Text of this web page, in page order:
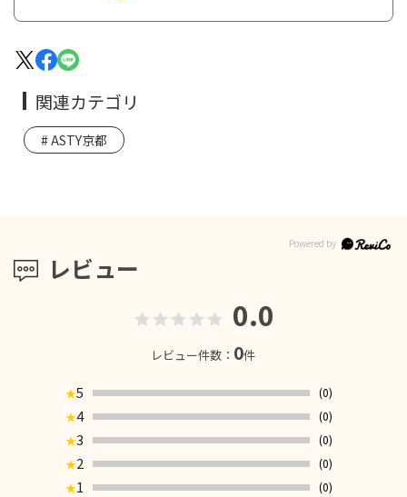
レビュー
0.0
レビュー件数： 0件
★5
(0)
★4
(0)
★3
(0)
★2
(0)
★1 (0)
関連カテゴリ
ASTY京都